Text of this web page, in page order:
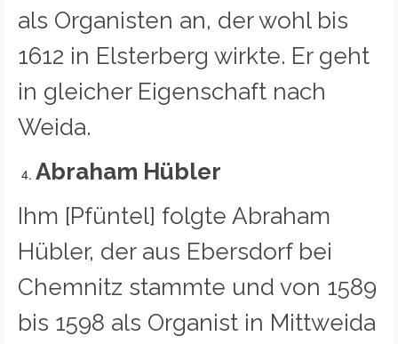
als Organisten an, der wohl bis
1612 in Elsterberg wirkte. Er geht
in gleicher Eigenschaft nach
Weida.
Abraham Hübler
Ihm [Pfüntel] folgte Abraham
Hübler, der aus Ebersdorf bei
Chemnitz stammte und von 1589
bis 1598 als Organist in Mittweida